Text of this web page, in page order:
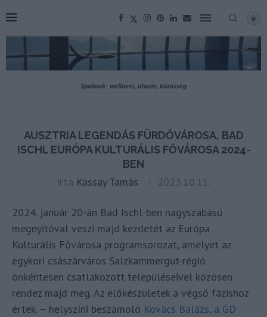
Spabook: wellness, utazás, közösség
AUSZTRIA LEGENDÁS FÜRDŐVÁROSA, BAD
ISCHL EURÓPA KULTURÁLIS FŐVÁROSA 2024-
BEN
írta Kassay Tamás 2023.10.11.
2024. január 20-án Bad Ischl-ben nagyszabású
megnyitóval veszi majd kezdetét az Európa
Kulturális Fővárosa programsorozat, amelyet az
egykori császárváros Salzkammergut-régió
önkéntesen csatlakozott településeivel közösen
rendez majd meg. Az előkészületek a végső fázishoz
értek. – helyszíni beszámoló Kovács Balázs, a GD